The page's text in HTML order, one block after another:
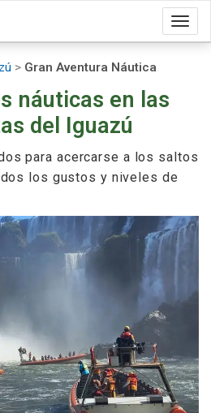
> Gran Aventura Náutica
náuticas en las
del Iguazú
para acercarse a los saltos
los gustos y niveles de